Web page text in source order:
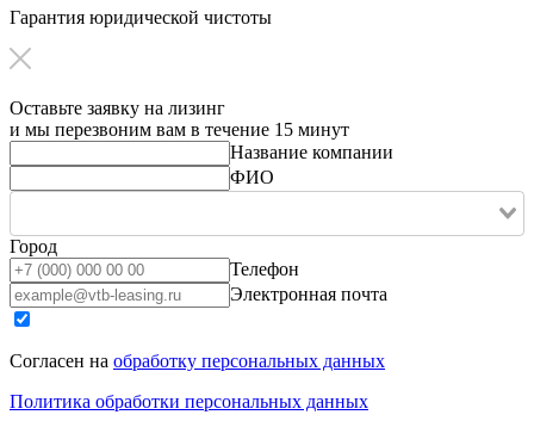
Гарантия юридической чистоты
Оставьте заявку на лизинг
и мы перезвоним вам в течение 15 минут
Название компании
ФИО
Город
Телефон
Электронная почта
Согласен на обработку персональных данных
Политика обработки персональных данных